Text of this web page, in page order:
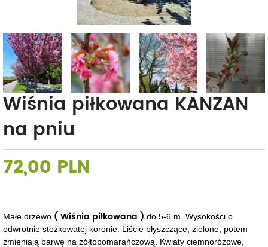
Wiśnia piłkowana KANZAN
na pniu
72,00 PLN
Małe drzewo ( Wiśnia piłkowana ) do 5-6 m. Wysokości o
odwrotnie stożkowatej koronie. Liście błyszczące, zielone, potem
zmieniają barwę na żółtopomarańczową. Kwiaty ciemnoróżowe,